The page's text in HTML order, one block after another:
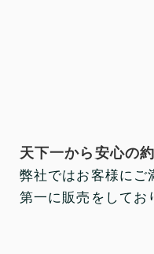
天下一から安心の
弊社ではお客様にご
第一に販売をしてお